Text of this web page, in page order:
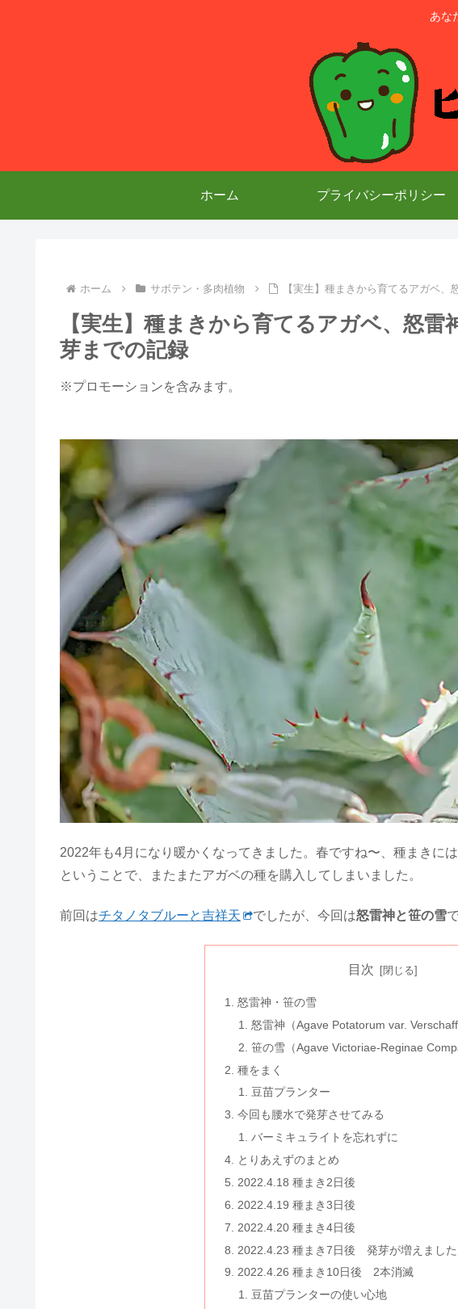
あな
ホーム プライバシーポリシー
ホーム サボテン・多肉植物 【実生】種まきから育てるアガベ
【実生】種まきから育てるアガベ、怒
芽までの記録
※プロモーションを含みます。
2022年も4月になり暖かくなってきました。春ですね〜、種まきに
ということで、またまたアガベの種を購入してしまいました。
前回はチタノタブルーと吉祥天 でしたが、今回は怒雷神と笹の雪
目次
怒雷神・笹の雪
怒雷神（Agave Potatorum var.
笹の雪（Agave Victoriae-Reginae
種をまく
豆苗プランター
今回も腰水で発芽させてみる
バーミキュライトを忘れずに
とりあえずのまとめ
2022.4.18 種まき2日後
2022.4.19 種まき3日後
2022.4.20 種まき4日後
2022.4.23 種まき7日後 発芽が増えました
2022.4.26 種まき10日後 2本消滅
豆苗プランターの使い心地